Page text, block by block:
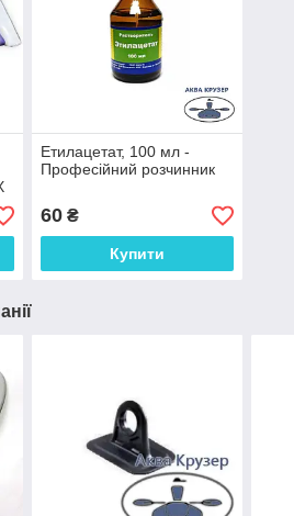
Етилацетат, 100 мл -
Професійний розчинник
60₴
Купити